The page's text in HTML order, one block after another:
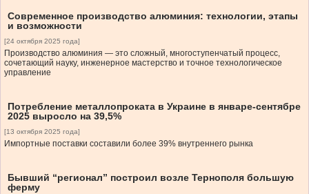
Современное производство алюминия: технологии, этапы
и возможности
[24 октября 2025 года]
Производство алюминия — это сложный, многоступенчатый процесс,
сочетающий науку, инженерное мастерство и точное технологическое
управление
Потребление металлопроката в Украине в январе-сентябре
2025 выросло на 39,5%
[13 октября 2025 года]
Импортные поставки составили более 39% внутреннего рынка
Бывший “регионал” построил возле Тернополя большую
ферму